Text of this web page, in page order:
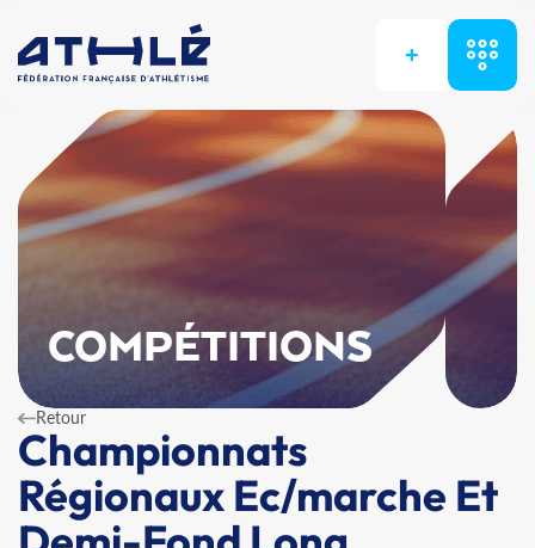
+
COMPÉTITIONS
Retour
Championnats
Régionaux Ec/marche Et